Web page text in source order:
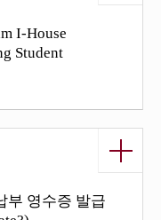
I-House
Student
부 영수증 발급
열기/닫